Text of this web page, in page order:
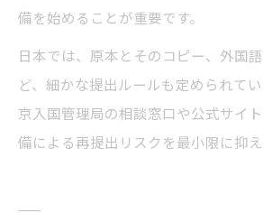
備を始めることが重要です。
日本では、原本とそのコピー、外国
ど、細かな提出ルールも定められて
京入国管理局の相談窓口や公式サイ
備による再提出リスクを最小限に抑え